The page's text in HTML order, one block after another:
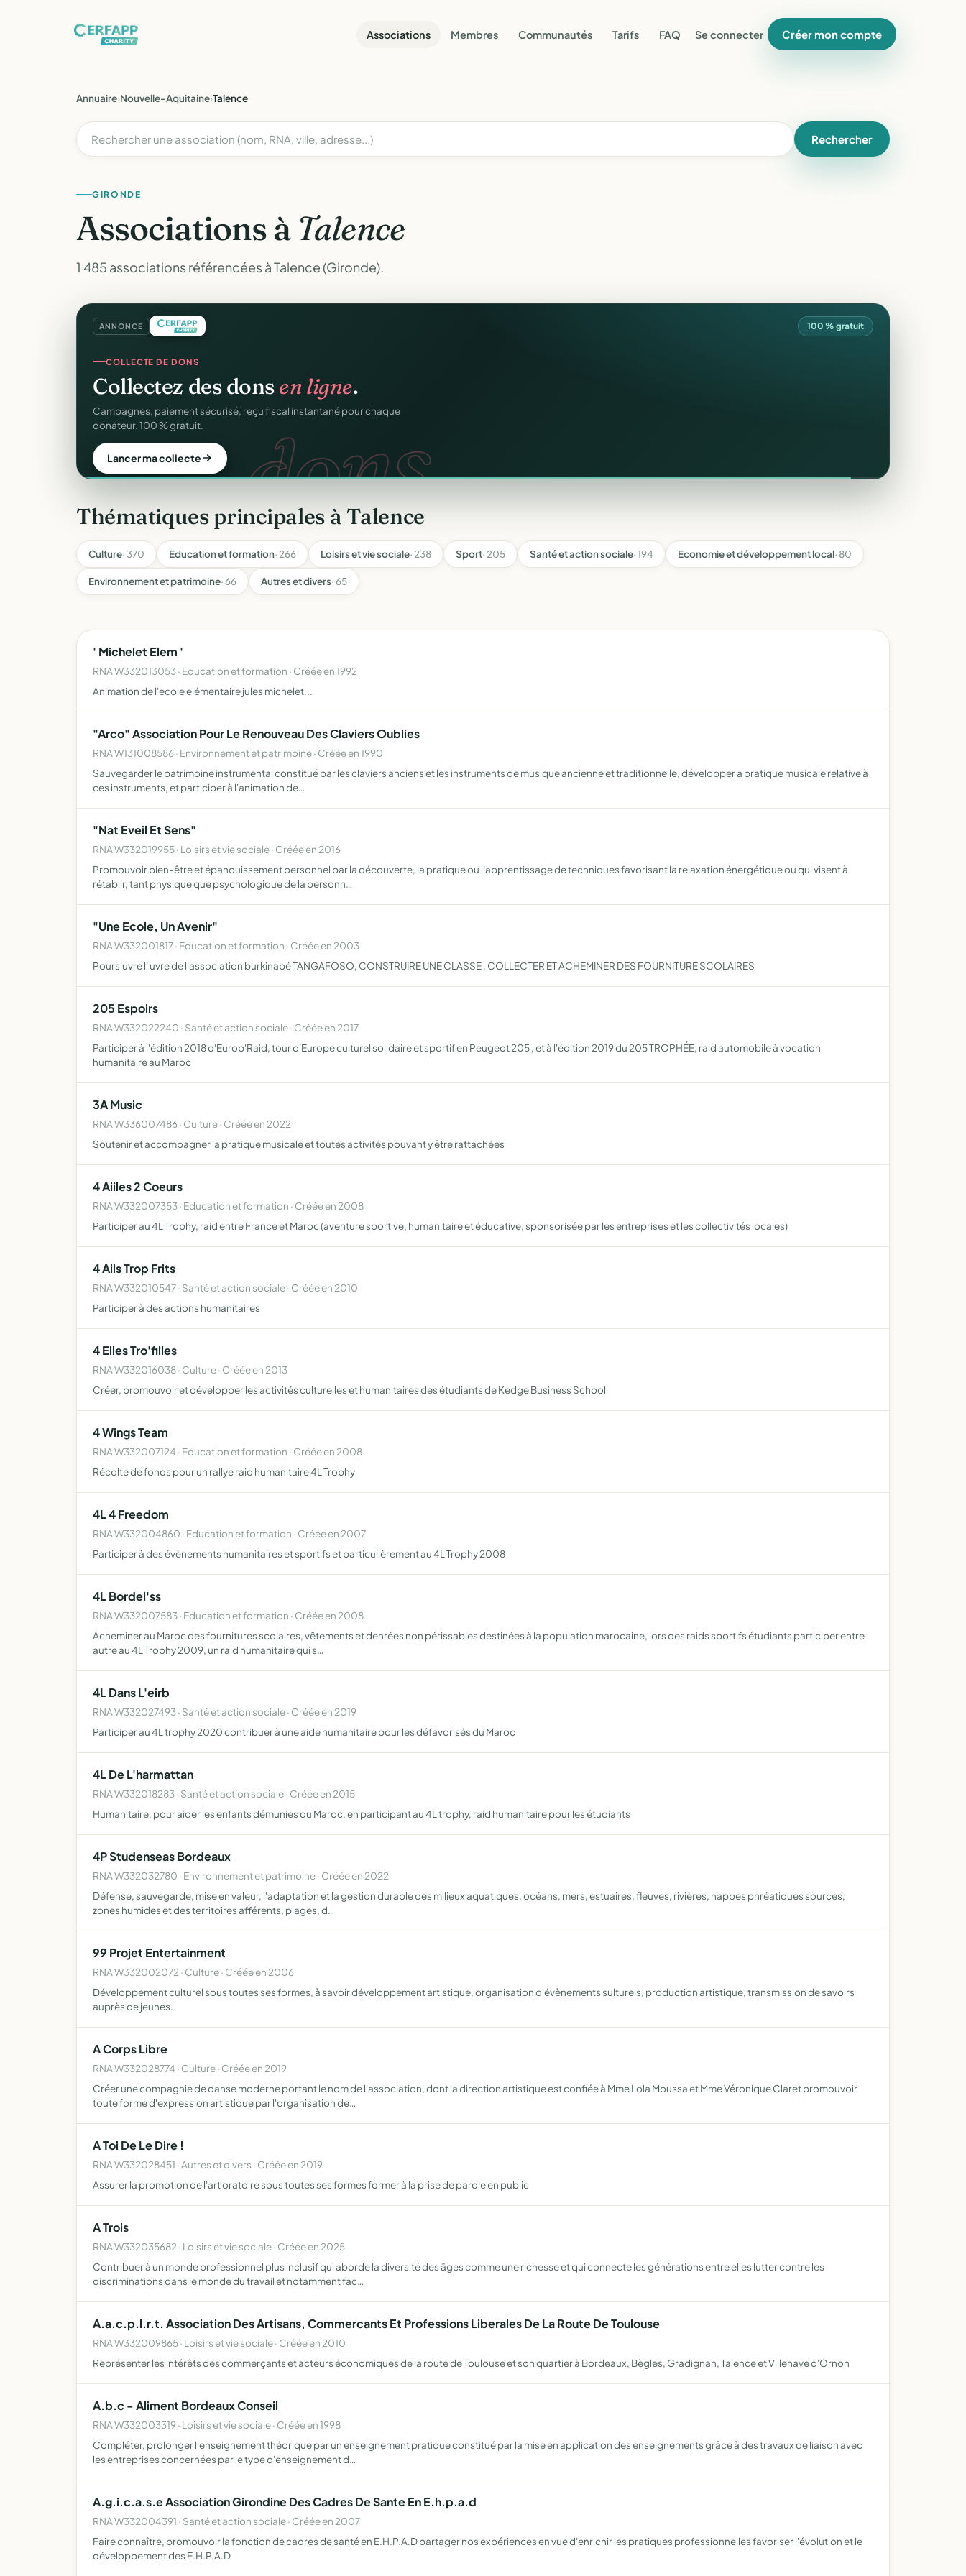
Associations Membres Communautés Tarifs FAQ Se connecter Créer mon compte
Annuaire›Nouvelle-Aquitaine›Talence
Rechercher
GIRONDE
Associations à Talence
1 485 associations référencées à Talence (Gironde).
ANNONCE 100 % gratuit
gratuit.
GESTION D'ASSOCIATION
Gérez votre associationgratuitement
Membres, dons, événements, reçus — tout votre pilotage au même endroit,
sans rien payer.
Créer mon compte gratuit
Thématiques principales à Talence
Culture· 370 Education et formation· 266 Loisirs et vie sociale· 238 Sport· 205 Santé et action sociale· 194 Economie et développement local· 80
Environnement et patrimoine· 66 Autres et divers· 65
' Michelet Elem '
RNA W332013053 · Education et formation · Créée en 1992
Animation de l'ecole elémentaire jules michelet...
"Arco" Association Pour Le Renouveau Des Claviers Oublies
RNA W131008586 · Environnement et patrimoine · Créée en 1990
Sauvegarder le patrimoine instrumental constitué par les claviers anciens et les instruments de musique ancienne et traditionnelle, développer a pratique musicale relative à
ces instruments, et participer à l'animation de…
"Nat Eveil Et Sens"
RNA W332019955 · Loisirs et vie sociale · Créée en 2016
Promouvoir bien-être et épanouissement personnel par la découverte, la pratique ou l'apprentissage de techniques favorisant la relaxation énergétique ou qui visent à
rétablir, tant physique que psychologique de la personn…
"Une Ecole, Un Avenir"
RNA W332001817 · Education et formation · Créée en 2003
Poursiuvre l' uvre de l'association burkinabé TANGAFOSO, CONSTRUIRE UNE CLASSE , COLLECTER ET ACHEMINER DES FOURNITURE SCOLAIRES
205 Espoirs
RNA W332022240 · Santé et action sociale · Créée en 2017
Participer à l'édition 2018 d'Europ'Raid, tour d'Europe culturel solidaire et sportif en Peugeot 205 , et à l'édition 2019 du 205 TROPHÉE, raid automobile à vocation
humanitaire au Maroc
3A Music
RNA W336007486 · Culture · Créée en 2022
Soutenir et accompagner la pratique musicale et toutes activités pouvant y être rattachées
4 Aiiles 2 Coeurs
RNA W332007353 · Education et formation · Créée en 2008
Participer au 4L Trophy, raid entre France et Maroc (aventure sportive, humanitaire et éducative, sponsorisée par les entreprises et les collectivités locales)
4 Ails Trop Frits
RNA W332010547 · Santé et action sociale · Créée en 2010
Participer à des actions humanitaires
4 Elles Tro'filles
RNA W332016038 · Culture · Créée en 2013
Créer, promouvoir et développer les activités culturelles et humanitaires des étudiants de Kedge Business School
4 Wings Team
RNA W332007124 · Education et formation · Créée en 2008
Récolte de fonds pour un rallye raid humanitaire 4L Trophy
4L 4 Freedom
RNA W332004860 · Education et formation · Créée en 2007
Participer à des évènements humanitaires et sportifs et particulièrement au 4L Trophy 2008
4L Bordel'ss
RNA W332007583 · Education et formation · Créée en 2008
Acheminer au Maroc des fournitures scolaires, vêtements et denrées non périssables destinées à la population marocaine, lors des raids sportifs étudiants participer entre
autre au 4L Trophy 2009, un raid humanitaire qui s…
4L Dans L'eirb
RNA W332027493 · Santé et action sociale · Créée en 2019
Participer au 4L trophy 2020 contribuer à une aide humanitaire pour les défavorisés du Maroc
4L De L'harmattan
RNA W332018283 · Santé et action sociale · Créée en 2015
Humanitaire, pour aider les enfants démunies du Maroc, en participant au 4L trophy, raid humanitaire pour les étudiants
4P Studenseas Bordeaux
RNA W332032780 · Environnement et patrimoine · Créée en 2022
Défense, sauvegarde, mise en valeur, l'adaptation et la gestion durable des milieux aquatiques, océans, mers, estuaires, fleuves, rivières, nappes phréatiques sources,
zones humides et des territoires afférents, plages, d…
99 Projet Entertainment
RNA W332002072 · Culture · Créée en 2006
Développement culturel sous toutes ses formes, à savoir développement artistique, organisation d'évènements sulturels, production artistique, transmission de savoirs
auprès de jeunes.
A Corps Libre
RNA W332028774 · Culture · Créée en 2019
Créer une compagnie de danse moderne portant le nom de l'association, dont la direction artistique est confiée à Mme Lola Moussa et Mme Véronique Claret promouvoir
toute forme d'expression artistique par l'organisation de…
A Toi De Le Dire !
RNA W332028451 · Autres et divers · Créée en 2019
Assurer la promotion de l'art oratoire sous toutes ses formes former à la prise de parole en public
A Trois
RNA W332035682 · Loisirs et vie sociale · Créée en 2025
Contribuer à un monde professionnel plus inclusif qui aborde la diversité des âges comme une richesse et qui connecte les générations entre elles lutter contre les
discriminations dans le monde du travail et notamment fac…
A.a.c.p.l.r.t. Association Des Artisans, Commercants Et Professions Liberales De La Route De Toulouse
RNA W332009865 · Loisirs et vie sociale · Créée en 2010
Représenter les intérêts des commerçants et acteurs économiques de la route de Toulouse et son quartier à Bordeaux, Bègles, Gradignan, Talence et Villenave d'Ornon
A.b.c - Aliment Bordeaux Conseil
RNA W332003319 · Loisirs et vie sociale · Créée en 1998
Compléter, prolonger l'enseignement théorique par un enseignement pratique constitué par la mise en application des enseignements grâce à des travaux de liaison avec
les entreprises concernées par le type d'enseignement d…
A.g.i.c.a.s.e Association Girondine Des Cadres De Sante En E.h.p.a.d
RNA W332004391 · Santé et action sociale · Créée en 2007
Faire connaître, promouvoir la fonction de cadres de santé en E.H.P.A.D partager nos expériences en vue d'enrichir les pratiques professionnelles favoriser l'évolution et le
développement des E.H.P.A.D